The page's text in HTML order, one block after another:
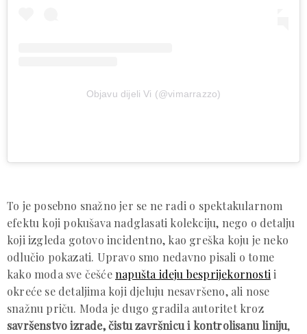
Objavu dijeli Vi (@vimarrazzo)
To je posebno snažno jer se ne radi o spektakularnom
efektu koji pokušava nadglasati kolekciju, nego o detalju
koji izgleda gotovo incidentno, kao greška koju je neko
odlučio pokazati. Upravo smo nedavno pisali o tome
kako moda sve češćenapušta ideju besprijekornosti i
okreće se detaljima koji djeluju nesavršeno, ali nose
snažnu priču. Moda je dugo gradila autoritet kroz
savršenstvo izrade, čistu završnicu i kontrolisanu liniju,